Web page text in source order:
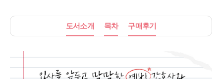
도서소개 목차 구매후기